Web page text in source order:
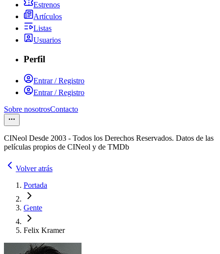
Estrenos
Artículos
Listas
Usuarios
Perfil
Entrar / Registro
Entrar / Registro
Sobre nosotrosContacto
CINeol Desde 2003 - Todos los Derechos Reservados. Datos de las
películas propios de CINeol y de TMDb
Volver atrás
Portada
Gente
Felix Kramer